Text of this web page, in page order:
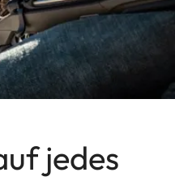
jedes